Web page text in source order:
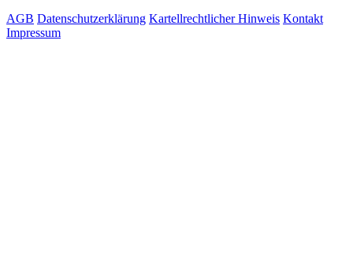
AGB Datenschutzerklärung Kartellrechtlicher Hinweis Kontakt
Impressum